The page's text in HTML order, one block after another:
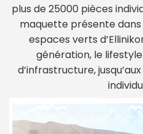
plus de 25000 pièces
maquette présente
espaces verts
génération, le
d’infrastructure,